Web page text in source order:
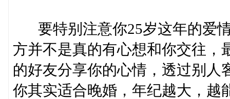
要特别注意你25岁这年的爱
方并不是真的有心想和你交往，
的好友分享你的心情，透过别人
你其实适合晚婚，年纪越大，越